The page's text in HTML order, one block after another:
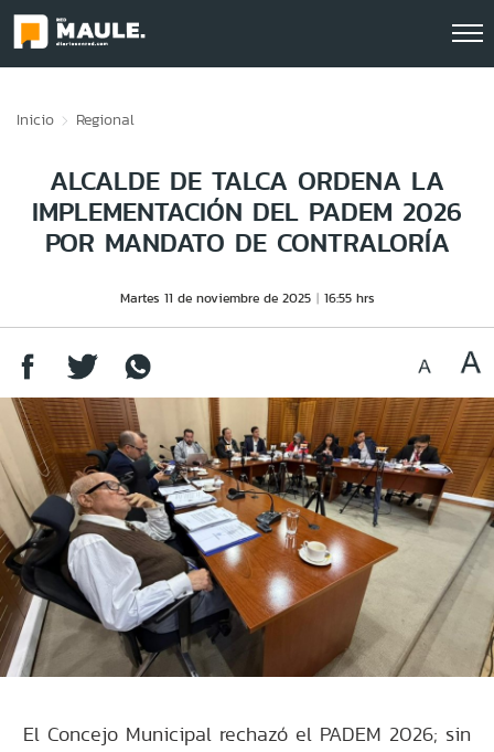
Inicio Regional
ALCALDE DE TALCA ORDENA LA
IMPLEMENTACIÓN DEL PADEM 2026
POR MANDATO DE CONTRALORÍA
Martes 11 de noviembre de 2025 16:55 hrs
El Concejo Municipal rechazó el PADEM 2026; sin